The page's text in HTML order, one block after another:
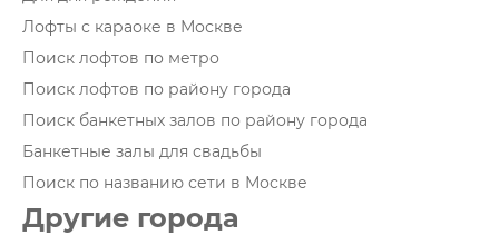
Лофты с караоке в Москве
Поиск лофтов по метро
Поиск лофтов по району города
Поиск банкетных залов по району города
Банкетные залы для свадьбы
Поиск по названию сети в Москве
Другие города